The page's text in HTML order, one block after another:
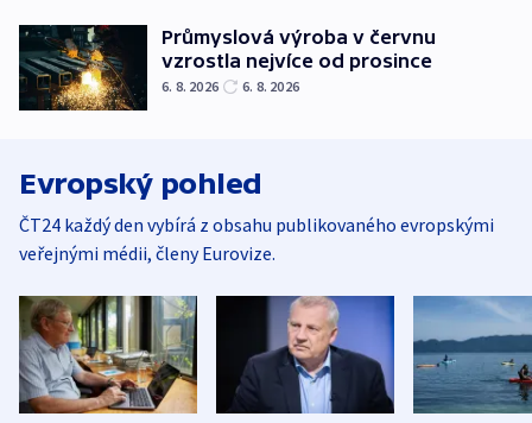
Průmyslová výroba v červnu
vzrostla nejvíce od prosince
6. 8. 2026 6. 8. 2026
Evropský pohled
ČT24 každý den vybírá z obsahu publikovaného evropskými
veřejnými médii, členy Eurovize.